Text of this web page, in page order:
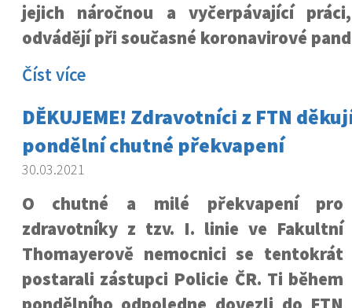
jejich náročnou a vyčerpávající
odvádějí při současné koronavirové
Číst více
DĚKUJEME! Zdravotníci z FTN
pondělní chutné překvapení
30.03.2021
O chutné a milé překvapení pro
zdravotníky z tzv. I. linie ve Fakultní
Thomayerově nemocnici se tentokrát
postarali zástupci Policie ČR. Ti během